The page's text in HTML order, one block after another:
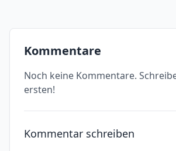
Kommentare
Noch keine Kommentare.
ersten!
Kommentar schreiben